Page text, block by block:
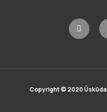
Copyright © 2020 Üsküdar